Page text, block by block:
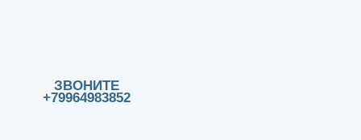
ЗВОНИТЕ
+79964983852